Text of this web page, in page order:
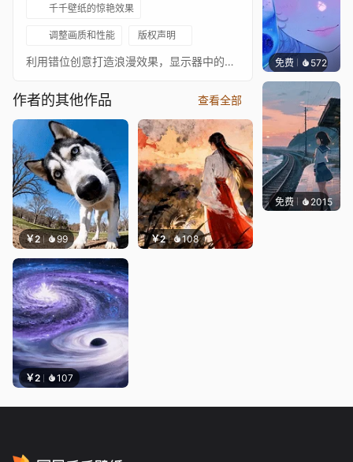
千千壁纸的惊艳效果
调整画质和性能 版权声明
利用错位创意打造浪漫效果，显示器中的蓝发少女伸手与现实中的手相牵，背景是缤纷盛放的花海。
作者的其他作品 查看全部
￥2 99 ￥2 108
￥2 107
免费 572辰东
免费 2015辰东